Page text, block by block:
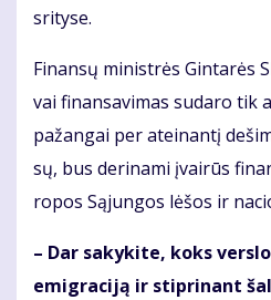
sri­ty­se.
Fi­nan­sų mi­nist­rės Gin­ta­rės
vai fi­nan­sa­vi­mas su­da­ro tik
pa­žan­gai per at­ei­nan­tį
sų, bus de­ri­na­mi įvai­rūs
ro­pos Są­jun­gos lė­šos ir
– Dar sa­ky­ki­te, koks
emig­ra­ci­ją ir stip­ri­nant